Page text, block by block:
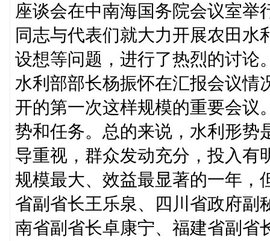
座谈会在中南海国务院会议室举
同志与代表们就大力开展农田
设想等问题，进行了热烈的讨论
水利部部长杨振怀在汇报会议情
开的第一次这样规模的重要会议
势和任务。总的来说，水利形势
导重视，群众发动充分，投入有
规模最大、效益最显著的一年，
省副省长王乐泉、四川省政府副
南省副省长卓康宁、福建省副省